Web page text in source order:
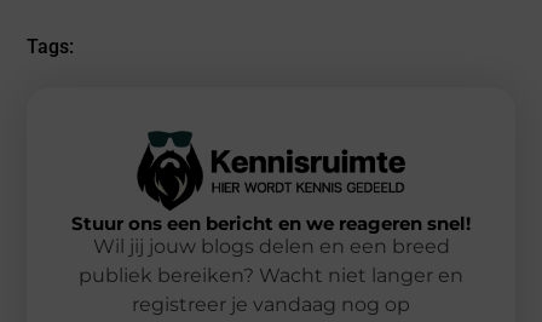
Tags:
Stuur ons een bericht en we reageren snel!
Wil jij jouw blogs delen en een breed
publiek bereiken? Wacht niet langer en
registreer je vandaag nog op